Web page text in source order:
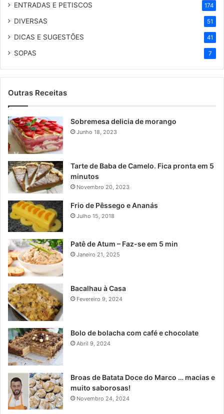
ENTRADAS E PETISCOS 174
DIVERSAS 51
DICAS E SUGESTÕES 41
SOPAS 7
Outras Receitas
Sobremesa delicia de morango
Junho 18, 2023
Tarte de Baba de Camelo. Fica pronta em 5
minutos
Novembro 20, 2023
Frio de Pêssego e Ananás
Julho 15, 2018
Patê de Atum – Faz-se em 5 min
Janeiro 21, 2025
Bacalhau à Casa
Fevereiro 9, 2024
Bolo de bolacha com café e chocolate
Abril 9, 2024
Broas de Batata Doce do Marco … macias e
muito saborosas!
Novembro 24, 2024